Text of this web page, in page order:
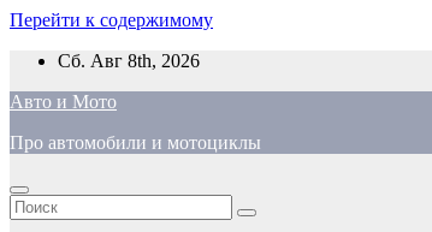
Перейти к содержимому
Сб. Авг 8th, 2026
Авто и Мото
Про автомобили и мотоциклы